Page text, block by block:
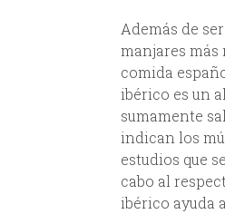
Además de
manjares más
comida
ibérico es un
sumamente
indican los
estudios que
cabo al
ibérico ayuda